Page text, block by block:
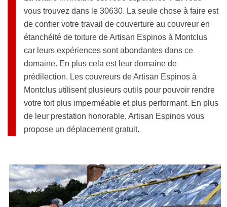
vous trouvez dans le 30630. La seule chose à faire est
de confier votre travail de couverture au couvreur en
étanchéité de toiture de Artisan Espinos à Montclus
car leurs expériences sont abondantes dans ce
domaine. En plus cela est leur domaine de
prédilection. Les couvreurs de Artisan Espinos à
Montclus utilisent plusieurs outils pour pouvoir rendre
votre toit plus imperméable et plus performant. En plus
de leur prestation honorable, Artisan Espinos vous
propose un déplacement gratuit.